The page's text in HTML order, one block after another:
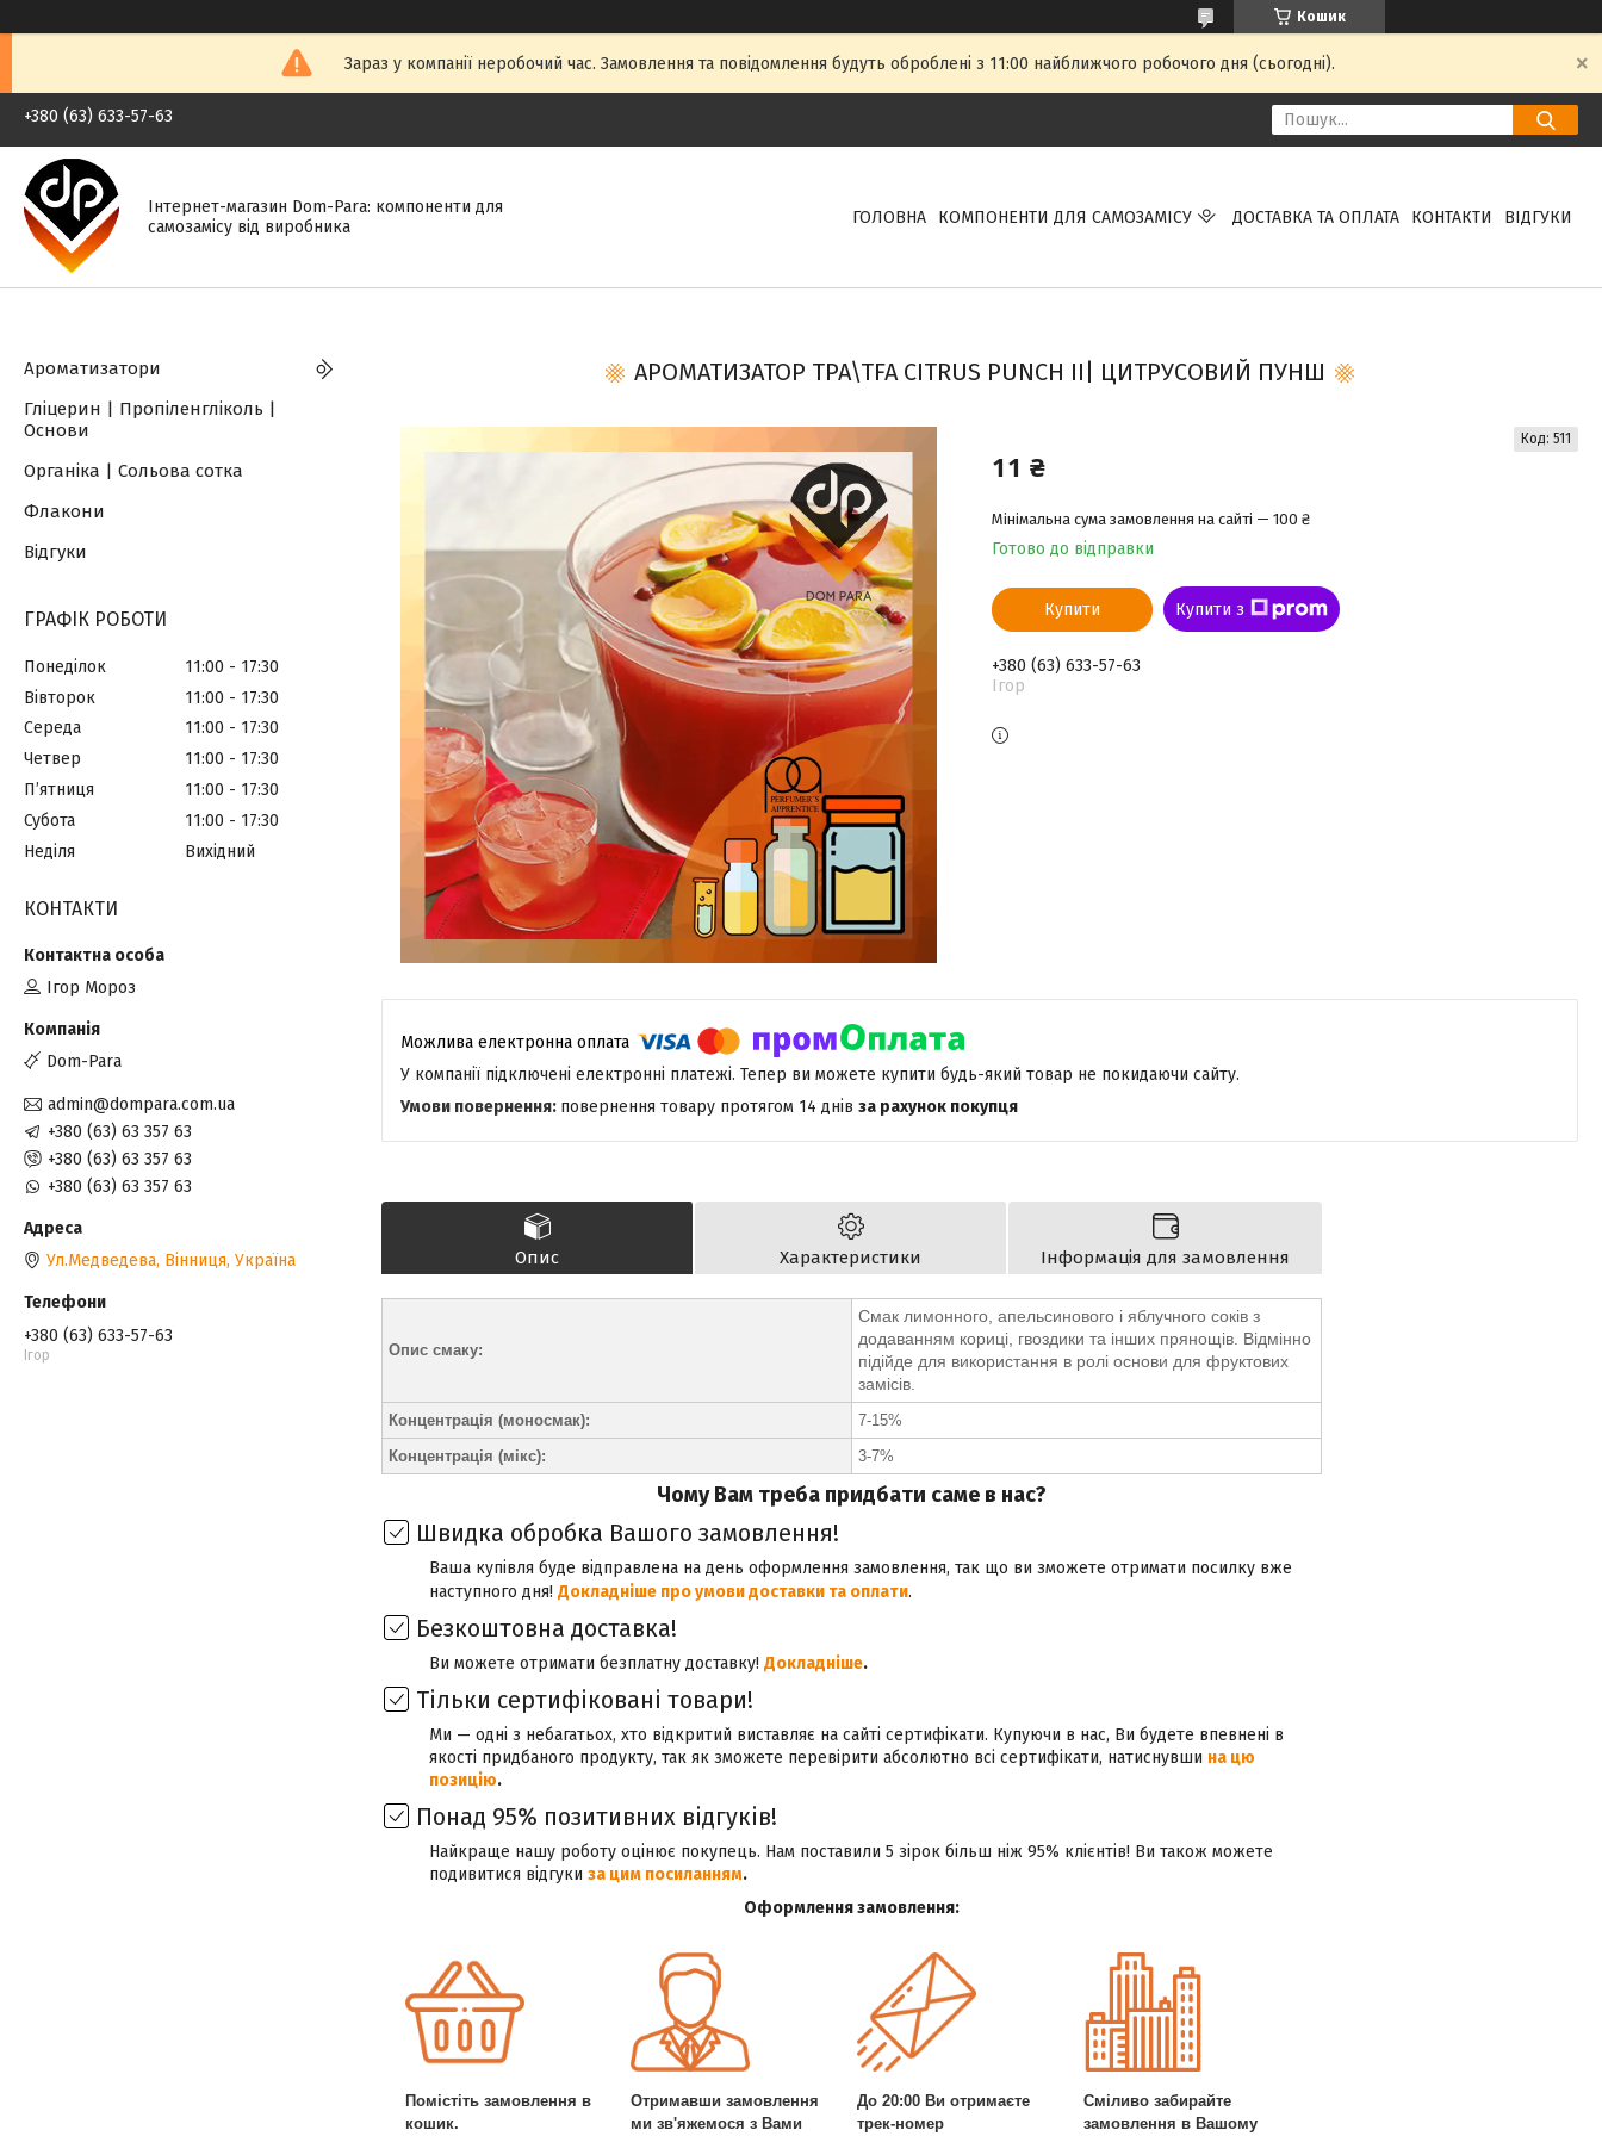
Кошик
Зараз у компанії неробочий час. Замовлення та повідомлення будуть оброблені з 11:00 найближчого робочого дня (сьогодні).
+380 (63) 633-57-63
Інтернет-магазин Dom-Para: компоненти для
самозамісу від виробника
ГОЛОВНА КОМПОНЕНТИ ДЛЯ САМОЗАМІСУ ДОСТАВКА ТА ОПЛАТА КОНТАКТИ ВІДГУКИ
АРОМАТИЗАТОР TPA\TFA CITRUS PUNCH II| ЦИТРУСОВИЙ ПУНШ
11 ₴
Мінімальна сума замовлення на сайті — 100 ₴
Готово до відправки
Код: 511
Купити Купити з
+380 (63) 633-57-63
Ігор
У компанії підключені електронні платежі. Тепер ви можете купити будь-який товар не покидаючи сайту.
повернення товару протягом 14 днів за рахунок покупця
Опис Характеристики Інформація для замовлення
Опис смаку:
Смак лимонного, апельсинового і яблучного соків з
додаванням кориці, гвоздики та інших прянощів. Відмінно
підійде для використання в ролі основи для фруктових
замісів.
Концентрація (моносмак):
7-15%
Концентрація (мікс):
3-7%
Чому Вам треба придбати саме в нас?
Швидка обробка Вашого замовлення!
Ваша купівля буде відправлена на день оформлення замовлення, так що ви зможете отримати посилку вже
наступного дня! Докладніше про умови доставки та оплати.
Безкоштовна доставка!
Ви можете отримати безплатну доставку! Докладніше.
Тільки сертифіковані товари!
Ми — одні з небагатьох, хто відкритий виставляє на сайті сертифікати. Купуючи в нас, Ви будете впевнені в
якості придбаного продукту, так як зможете перевірити абсолютно всі сертифікати, натиснувши на цю
позицію.
Понад 95% позитивних відгуків!
Найкраще нашу роботу оцінює покупець. Нам поставили 5 зірок більш ніж 95% клієнтів! Ви також можете
подивитися відгуки за цим посиланням.
Оформлення замовлення:
Помістіть замовлення в
кошик.
Отримавши замовлення
ми зв'яжемося з Вами
До 20:00 Ви отримаєте
трек-номер
Сміливо забирайте
замовлення в Вашому
Ароматизатори
Гліцерин | Пропіленгліколь |
Основи
Органіка | Сольова сотка
Флакони
Відгуки
ГРАФІК РОБОТИ
Понеділок 11:00
17:30
Вівторок
11:00
17:30
Середа
11:00
17:30
Четвер
11:00
17:30
Пʼятниця
11:00
17:30
Субота
11:00
17:30
Неділя
Вихідний
КОНТАКТИ
Ігор Мороз
Dom-Para
admin@dompara.com.ua
+380 (63) 63 357 63
+380 (63) 63 357 63
+380 (63) 63 357 63
Ул.Медведева, Вінниця, Україна
+380 (63) 633-57-63
Ігор